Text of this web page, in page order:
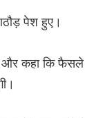
पेश हुए।
और कहा कि फैसले